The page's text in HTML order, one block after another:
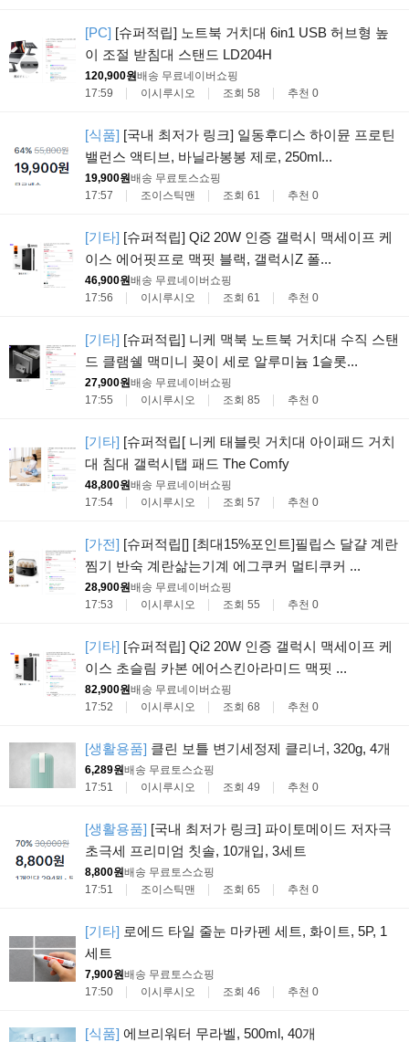
[PC] [슈퍼적립] 노트북 거치대 6in1 USB 허브형 높
이 조절 받침대 스탠드 LD204H
120,900원배송 무료네이버쇼핑
17:59
이시루시오 조회 58 추천 0
[식품] [국내 최저가 링크] 일동후디스 하이뮨 프로틴
밸런스 액티브, 바닐라봉봉 제로, 250ml...
19,900원배송 무료 토스쇼핑
17:57
조이스틱맨 조회 61 추천 0
[기타] [슈퍼적립] Qi2 20W 인증 갤럭시 맥세이프 케
이스 에어핏프로 맥핏 블랙, 갤럭시Z 폴...
46,900원배송 무료네이버쇼핑
17:56
이시루시오 조회 61 추천 0
[기타] [슈퍼적립] 니케 맥북 노트북 거치대 수직 스탠
드 클램쉘 맥미니 꽂이 세로 알루미늄 1슬롯...
27,900원배송 무료네이버쇼핑
17:55
이시루시오 조회 85 추천 0
[기타] [슈퍼적립[ 니케 태블릿 거치대 아이패드 거치
대 침대 갤럭시탭 패드 The Comfy
48,800원배송 무료네이버쇼핑
17:54
이시루시오 조회 57 추천 0
[가전] [슈퍼적립[] [최대15%포인트]필립스 달걀 계란
찜기 반숙 계란삶는기계 에그쿠커 멀티쿠커 ...
28,900원배송 무료네이버쇼핑
17:53
이시루시오 조회 55 추천 0
[기타] [슈퍼적립] Qi2 20W 인증 갤럭시 맥세이프 케
이스 초슬림 카본 에어스킨아라미드 맥핏 ...
82,900원배송 무료네이버쇼핑
17:52
이시루시오 조회 68 추천 0
[생활용품] 클린 보틀 변기세정제 클리너, 320g, 4개
6,289원배송 무료 토스쇼핑
17:51
이시루시오 조회 49 추천 0
[생활용품] [국내 최저가 링크] 파이토메이드 저자극
초극세 프리미엄 칫솔, 10개입, 3세트
8,800원배송 무료 토스쇼핑
17:51
조이스틱맨 조회 65 추천 0
[기타] 로에드 타일 줄눈 마카펜 세트, 화이트, 5P, 1
세트
7,900원배송 무료 토스쇼핑
17:50
이시루시오 조회 46 추천 0
[식품] 에브리워터 무라벨, 500ml, 40개